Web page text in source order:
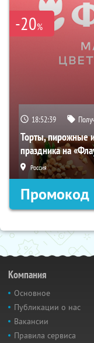
-20%
18:52:39
Торты, пирожные
праздника на
Россия
Промокод
Компания
Основное
Публикации о нас
Вакансии
Правила сервиса